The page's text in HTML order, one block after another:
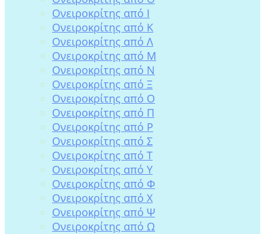
Ονειροκρίτης από Ι
Ονειροκρίτης από Κ
Ονειροκρίτης από Λ
Ονειροκρίτης από Μ
Ονειροκρίτης από Ν
Ονειροκρίτης από Ξ
Ονειροκρίτης από Ο
Ονειροκρίτης από Π
Ονειροκρίτης από Ρ
Ονειροκρίτης από Σ
Ονειροκρίτης από Τ
Ονειροκρίτης από Υ
Ονειροκρίτης από Φ
Ονειροκρίτης από Χ
Ονειροκρίτης από Ψ
Ονειροκρίτης από Ω